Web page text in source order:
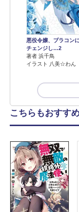
悪役令嬢、ブラコン
チェンジし…2
著者 浜千鳥
イラスト 八美☆わん
こちらもおすす